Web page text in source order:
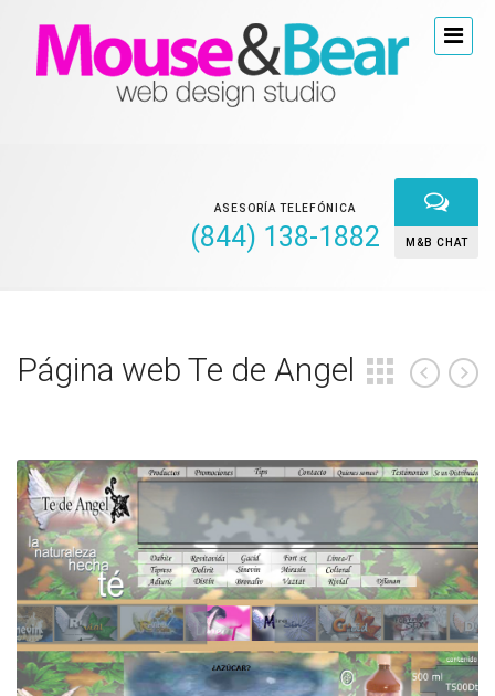
ASESORÍA TELEFÓNICA
(844) 138-1882 M&B CHAT
Página web Te de Angel